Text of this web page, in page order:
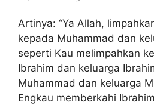
Artinya: “Ya Allah,
kepada Muhammad dan
seperti Kau melimpahkan
Ibrahim dan keluarga
Muhammad dan keluarga
Engkau memberkahi